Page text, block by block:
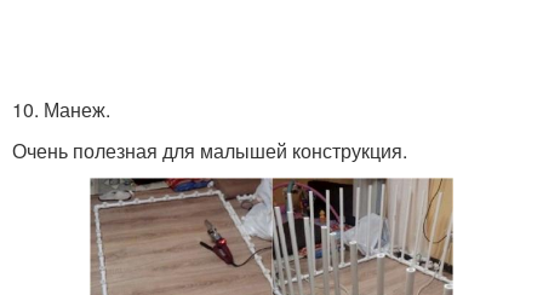
10. Манеж.
Очень полезная для малышей конструкция.